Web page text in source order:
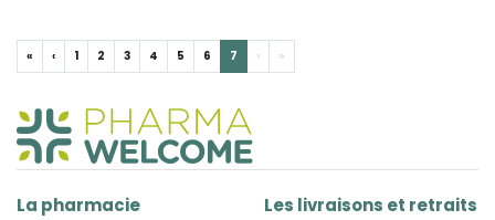
« ‹ 1 2 3 4 5 6 7 › »
La pharmacie Les livraisons et retraits